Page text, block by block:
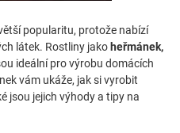
popularitu, protože nabízí
látek. Rostliny jako heřmánek,
ideální pro výrobu domácích
vám ukáže, jak si vyrobit
jsou jejich výhody a tipy na